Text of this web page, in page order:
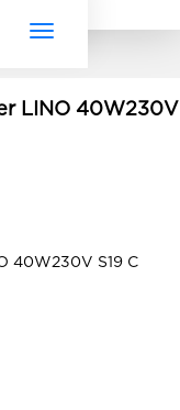
Toggle
LINO 40W230V